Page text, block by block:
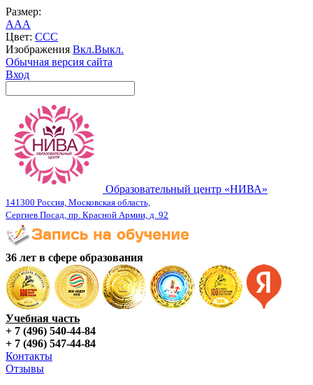
Размер:
AAA
Цвет: CCC
Изображения Вкл.Выкл.
Обычная версия сайта
Вход
Образовательный центр «НИВА»
141300 Россия, Московская область,
Сергиев Посад, пр. Красной Армии, д. 92
36 лет в сфере образования
Учебная часть
+ 7 (496) 540-44-84
+ 7 (496) 547-44-84
Контакты
Отзывы